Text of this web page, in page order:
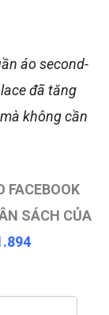
áo second-
đã tăng
không cần
FACEBOOK
SÁCH CỦA